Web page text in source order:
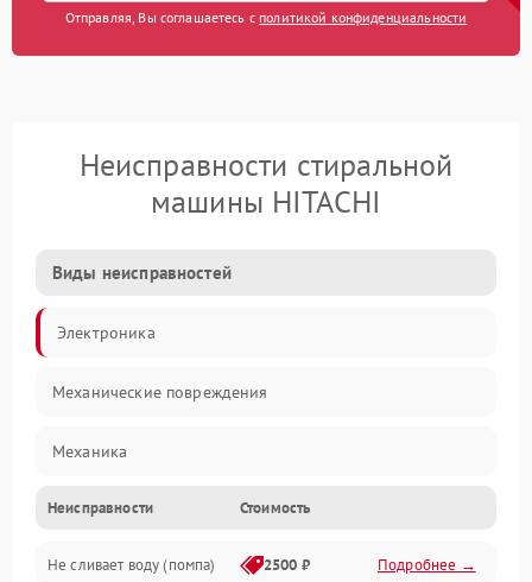
Отправляя, Вы соглашаетесь с политикой конфиденциальности
Неисправности стиральной
машины HITACHI
Виды неисправностей
Электроника
Механические повреждения
Механика
Электропитание
Водоснабжение
Неисправности Стоимость
Не сливает воду (помпа) 2500 ₽ Подробнее →